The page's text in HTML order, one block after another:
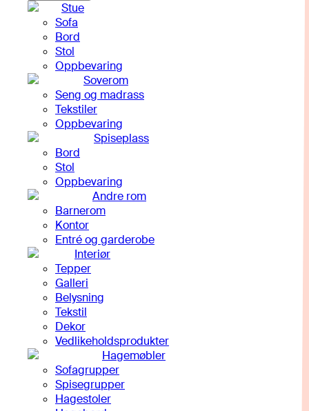
Stue
Sofa
Bord
Stol
Oppbevaring
Soverom
Seng og madrass
Tekstiler
Oppbevaring
Spiseplass
Bord
Stol
Oppbevaring
Andre rom
Barnerom
Kontor
Entré og garderobe
Interiør
Tepper
Galleri
Belysning
Tekstil
Dekor
Vedlikeholdsprodukter
Hagemøbler
Sofagrupper
Spisegrupper
Hagestoler